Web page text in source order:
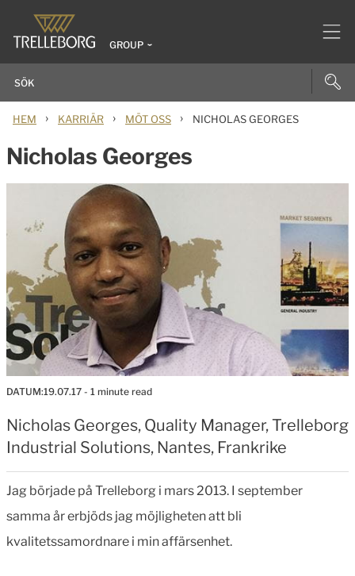
GROUP
HEM › KARRIÄR › MÖT OSS › NICHOLAS GEORGES
Nicholas Georges
DATUM:19.07.17 - 1 minute read
Nicholas Georges, Quality Manager, Trelleborg
Industrial Solutions, Nantes, Frankrike
Jag började på Trelleborg i mars 2013. I september
samma år erbjöds jag möjligheten att bli
kvalitetssamordnare i min affärsenhet.